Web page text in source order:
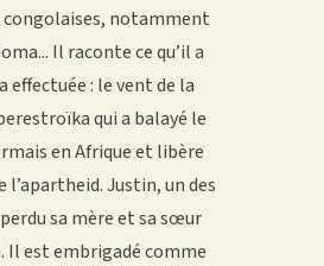
congolaises, notamment
Il raconte ce qu’il a
effectuée : le vent de la
qui a balayé le
en Afrique et libère
l’apartheid. Justin, un des
sa mère et sa sœur
Il est embrigadé comme